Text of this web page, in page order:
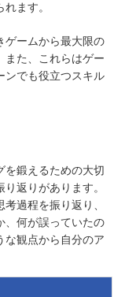
ます。
ゲームから最大限の
また、これらはゲー
ンでも役立つスキル
を鍛えるための大切
返りがあります。
過程を振り返り、
、何が誤っていたの
な観点から自分のア